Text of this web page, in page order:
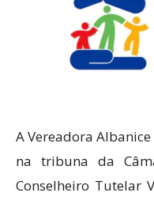
A Vereadora
na tribuna da
Conselheiro Tutelar